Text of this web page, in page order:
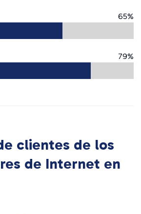
65%
79%
clientes de los
de Internet en